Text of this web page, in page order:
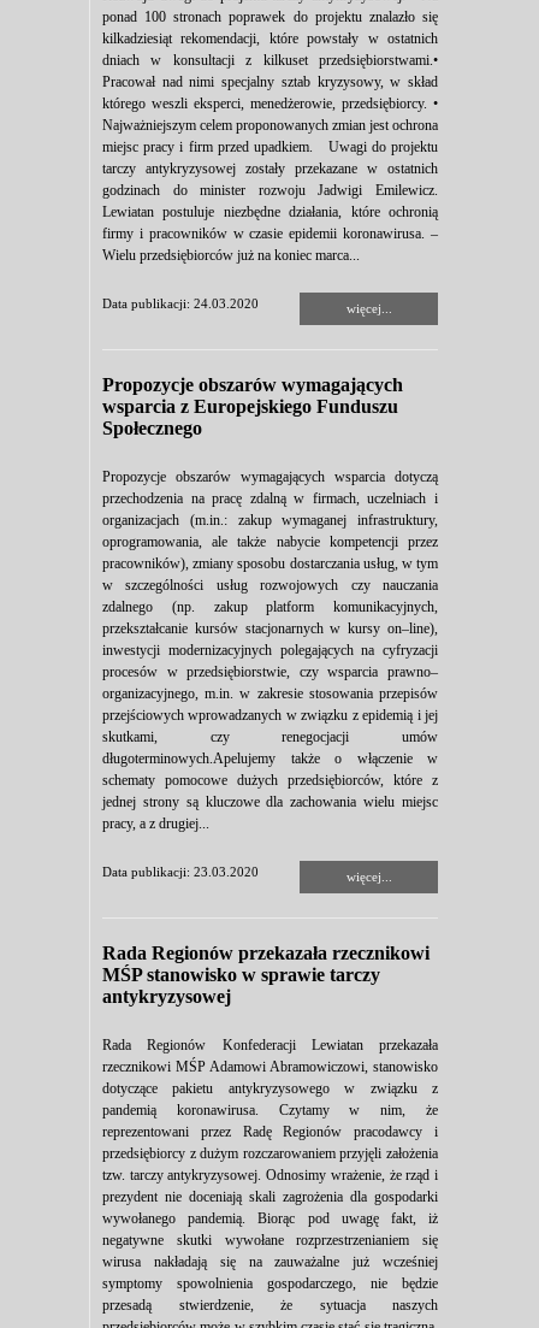
ponad 100 stronach poprawek do projektu znalazło się
kilkadziesiąt rekomendacji, które powstały w ostatnich
dniach w konsultacji z kilkuset przedsiębiorstwami.•
Pracował nad nimi specjalny sztab kryzysowy, w skład
którego weszli eksperci, menedżerowie, przedsiębiorcy. •
Najważniejszym celem proponowanych zmian jest ochrona
miejsc pracy i firm przed upadkiem. Uwagi do projektu
tarczy antykryzysowej zostały przekazane w ostatnich
godzinach do minister rozwoju Jadwigi Emilewicz.
Lewiatan postuluje niezbędne działania, które ochronią
firmy i pracowników w czasie epidemii koronawirusa. –
Wielu przedsiębiorców już na koniec marca...
Data publikacji: 24.03.2020 więcej...
Propozycje obszarów wymagających
wsparcia z Europejskiego Funduszu
Społecznego
Propozycje obszarów wymagających wsparcia dotyczą
przechodzenia na pracę zdalną w firmach, uczelniach i
organizacjach (m.in.: zakup wymaganej infrastruktury,
oprogramowania, ale także nabycie kompetencji przez
pracowników), zmiany sposobu dostarczania usług, w tym
w szczególności usług rozwojowych czy nauczania
zdalnego (np. zakup platform komunikacyjnych,
przekształcanie kursów stacjonarnych w kursy on–line),
inwestycji modernizacyjnych polegających na cyfryzacji
procesów w przedsiębiorstwie, czy wsparcia prawno–
organizacyjnego, m.in. w zakresie stosowania przepisów
przejściowych wprowadzanych w związku z epidemią i jej
skutkami, czy renegocjacji umów
długoterminowych.Apelujemy także o włączenie w
schematy pomocowe dużych przedsiębiorców, które z
jednej strony są kluczowe dla zachowania wielu miejsc
pracy, a z drugiej...
Data publikacji: 23.03.2020 więcej...
Rada Regionów przekazała rzecznikowi
MŚP stanowisko w sprawie tarczy
antykryzysowej
Rada Regionów Konfederacji Lewiatan przekazała
rzecznikowi MŚP Adamowi Abramowiczowi, stanowisko
dotyczące pakietu antykryzysowego w związku z
pandemią koronawirusa. Czytamy w nim, że
reprezentowani przez Radę Regionów pracodawcy i
przedsiębiorcy z dużym rozczarowaniem przyjęli założenia
tzw. tarczy antykryzysowej. Odnosimy wrażenie, że rząd i
prezydent nie doceniają skali zagrożenia dla gospodarki
wywołanego pandemią. Biorąc pod uwagę fakt, iż
negatywne skutki wywołane rozprzestrzenianiem się
wirusa nakładają się na zauważalne już wcześniej
symptomy spowolnienia gospodarczego, nie będzie
przesadą stwierdzenie, że sytuacja naszych